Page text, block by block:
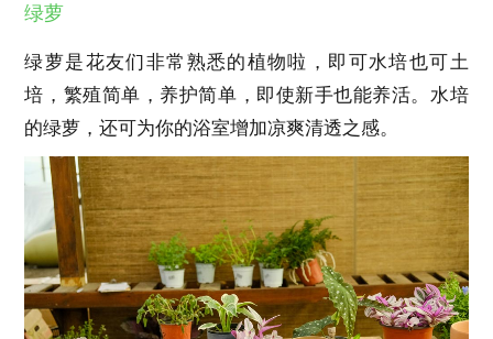
绿萝
绿萝是花友们非常熟悉的植物啦，即可水培也可土
培，繁殖简单，养护简单，即使新手也能养活。水培
的绿萝，还可为你的浴室增加凉爽清透之感。